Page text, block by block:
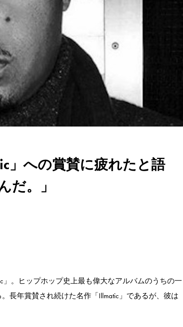
」への賞賛に疲れたと語
だ。」
。ヒップホップ史上最も偉大なアルバムのうちの一
長年賞賛され続けた名作「Illmatic」であるが、彼は